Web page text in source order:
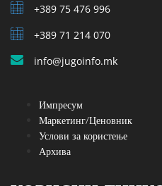
+389 75 476 996
+389 71 214 070
info@jugoinfo.mk
Импресум
Маркетинг/Ценовник
Услови за користење
Архива